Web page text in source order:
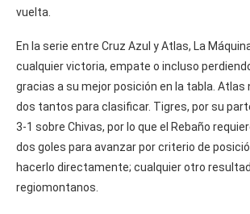
vuelta.
En la serie entre Cruz Azul y Atlas, La
cualquier victoria, empate o incluso
gracias a su mejor posición en la tabla.
dos tantos para clasificar. Tigres, por su
3-1 sobre Chivas, por lo que el Rebaño
dos goles para avanzar por criterio de
hacerlo directamente; cualquier otro
regiomontanos.